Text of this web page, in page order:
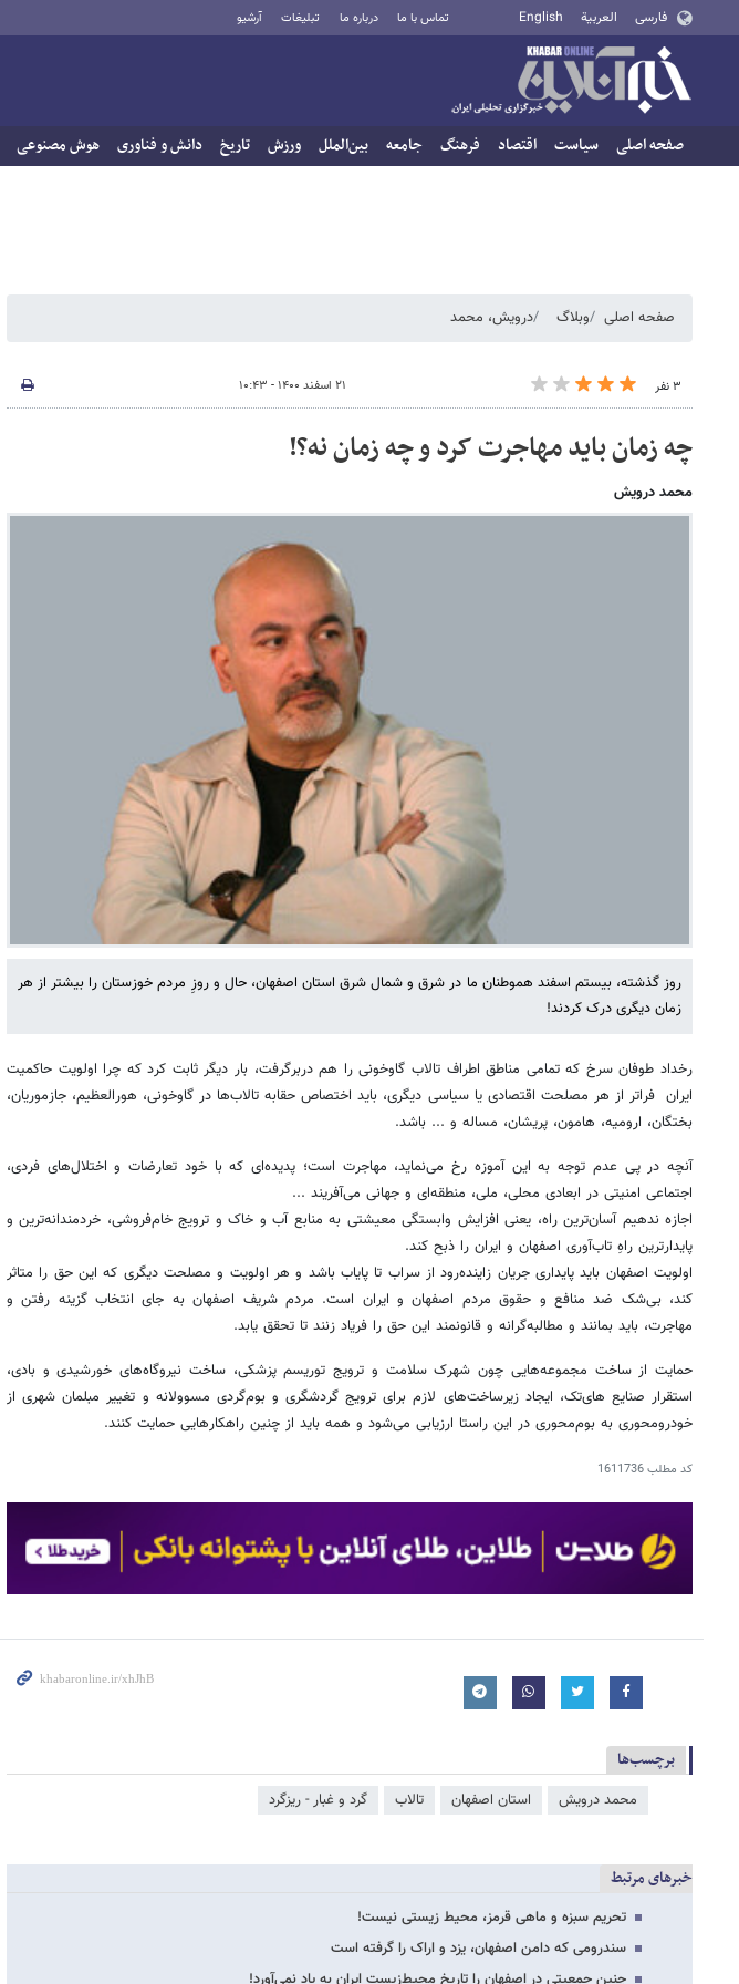
فارسی العربية English تماس با ما درباره ما تبلیغات آرشیو
صفحه اصلی سیاست اقتصاد فرهنگ جامعه بین‌الملل ورزش تاریخ دانش و فناوری هوش مصنوعی
صفحه اصلی وبلاگ درویش، محمد
۳ نفر ۲۱ اسفند ۱۴۰۰ - ۱۰:۴۳
چه زمان باید مهاجرت کرد و چه زمان نه؟!
محمد درویش
روز گذشته، بیستم اسفند هموطنان ما در شرق و شمال شرق استان اصفهان، حال و روزِ مردم خوزستان را بیشتر از هر
زمان دیگری درک کردند!
رخداد طوفان سرخ که تمامی مناطق اطراف تالاب گاوخونی را هم دربرگرفت، بار دیگر ثابت کرد که چرا اولویت حاکمیت
ایران فراتر از هر مصلحت اقتصادی یا سیاسی دیگری، باید اختصاص حقابه تالاب‌ها در گاوخونی، هورالعظیم، جازموریان،
بختگان، ارومیه، هامون، پریشان، مساله و ... باشد.
آنچه در پی عدم توجه به این آموزه رخ می‌نماید، مهاجرت است؛ پدیده‌ای که با خود تعارضات و اختلال‌های فردی،
اجتماعی امنیتی در ابعادی محلی، ملی، منطقه‌ای و جهانی می‌آفریند ...
اجازه ندهیم آسان‌ترین راه، یعنی افزایش وابستگی معیشتی به منابع آب و خاک و ترویج خام‌فروشی، خردمندانه‌ترین و
پایدارترین راهِ تاب‌آوری اصفهان و ایران را ذبح کند.
اولویت اصفهان باید پایداری جریان زاینده‌رود از سراب تا پایاب باشد و هر اولویت و مصلحت دیگری که این حق را متاثر
کند، بی‌شک ضد منافع و حقوق مردم اصفهان و ایران است. مردم شریف اصفهان به جای انتخاب گزینه رفتن و
مهاجرت، باید بمانند و مطالبه‌گرانه و قانونمند این حق را فریاد زنند تا تحقق یابد.
حمایت از ساخت مجموعه‌هایی چون شهرک سلامت و ترویج توریسم پزشکی، ساخت نیروگاه‌های خورشیدی و بادی،
استقرار صنایع های‌تک، ایجاد زیرساخت‌های لازم برای ترویج گردشگری و بوم‌گردی مسوولانه و تغییر مبلمان شهری از
خودرومحوری به بوم‌محوری در این راستا ارزیابی می‌شود و همه باید از چنین راهکارهایی حمایت کنند.
کد مطلب1611736
برچسب‌ها
محمد درویش استان اصفهان تالاب گرد و غبار - ریزگرد
خبرهای مرتبط
تحریم سبزه و ماهی قرمز، محیط زیستی نیست!
سندرومی که دامن اصفهان، یزد و اراک را گرفته است
چنین جمعیتی در اصفهان را تاریخ محیط‌زیست ایران به یاد نمی‌آورد!